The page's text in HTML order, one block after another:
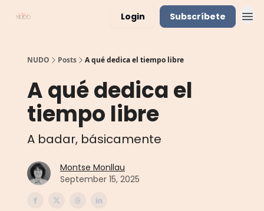
Login Subscríbete
NUDO Posts A qué dedica el tiempo libre
A qué dedica el
tiempo libre
A badar, básicamente
Montse Monllau
September 15, 2025